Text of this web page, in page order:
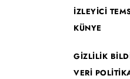
İZLEYİCİ
KÜNYE
GİZLİLİK
VERİ